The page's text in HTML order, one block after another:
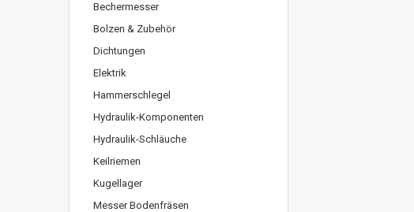
Bechermesser
Bolzen & Zubehör
Dichtungen
Elektrik
Hammerschlegel
Hydraulik-Komponenten
Hydraulik-Schläuche
Keilriemen
Kugellager
Messer Bodenfräsen